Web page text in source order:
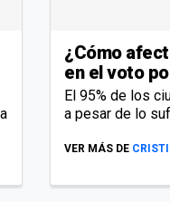
¿Cómo
en el voto
El 95% de los
a pesar de lo
VER MÁS DE